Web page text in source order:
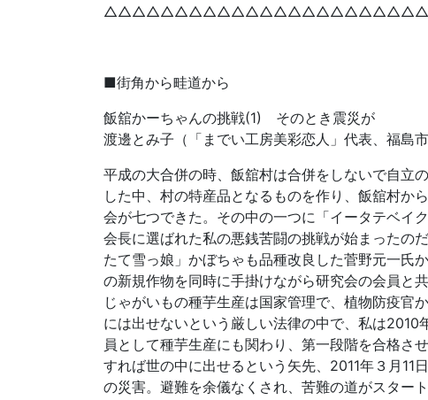
■街角から畦道から
飯舘かーちゃんの挑戦(1) そのとき震災が
渡邊とみ子（「までい工房美彩恋人」代表、福島市
平成の大合併の時、飯舘村は合併をしないで自立
した中、村の特産品となるものを作り、飯舘村か
会が七つできた。その中の一つに「イータテベイ
会長に選ばれた私の悪銭苦闘の挑戦が始まったの
たて雪っ娘」かぼちゃも品種改良した菅野元一氏
の新規作物を同時に手掛けながら研究会の会員と
じゃがいもの種芋生産は国家管理で、植物防疫官
には出せないという厳しい法律の中で、私は2010
員として種芋生産にも関わり、第一段階を合格さ
すれば世の中に出せるという矢先、2011年３月11
の災害。避難を余儀なくされ、苦難の道がスタート